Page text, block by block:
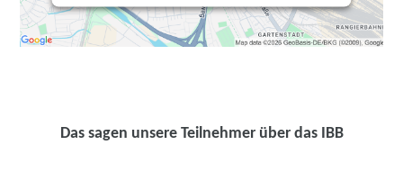
Das sagen unsere Teilnehmer über das IBB